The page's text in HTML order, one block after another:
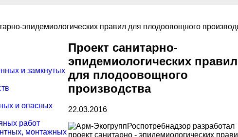
эпидемиологических правил для плодоовощного
и замкнутых
и опасных
работ
монтажных
Проект санитарно-
эпидемиологических правил
для плодоовощного
производства
22.03.2016
Роспотребнадзор разработал
проект санитарно - эпидемиологических